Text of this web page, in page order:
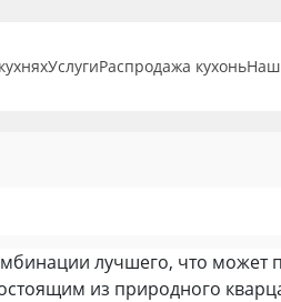
УслугиРаспродажа кухонь
лучшего, что может
из природного